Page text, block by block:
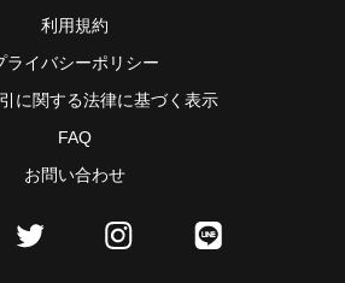
利用規約
ライバシーポリシー
に関する法律に基づく表示
FAQ
お問い合わせ